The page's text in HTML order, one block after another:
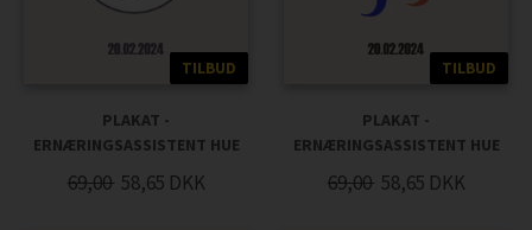
TILBUD
PLAKAT -
ERNÆRINGSASSISTENT HUE
69,00 58,65 DKK
TILBUD
PLAKAT -
ERNÆRINGSASSISTENT HUE
69,00 58,65 DKK